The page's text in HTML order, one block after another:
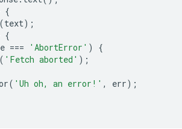
{
(text);
{
=== 'AbortError' )
{
( 'Fetch aborted' );
( 'Uh oh, an error!' , err);